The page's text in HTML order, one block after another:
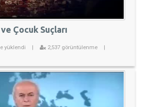
Çocuk Suçları
yüklendi 2,537 görüntülenme